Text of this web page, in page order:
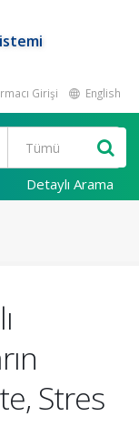
Girişi English
Detaylı Arama
Stres